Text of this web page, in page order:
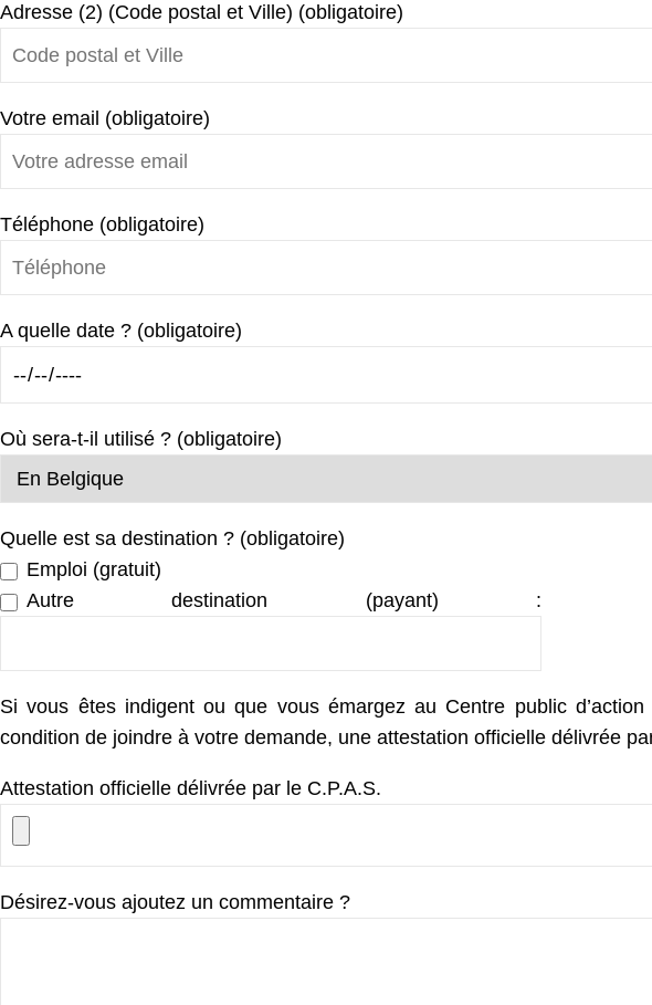
Adresse (2) (Code postal et Ville) (obligatoire)
Votre email (obligatoire)
Téléphone (obligatoire)
A quelle date ? (obligatoire)
Où sera-t-il utilisé ? (obligatoire)
Quelle est sa destination ? (obligatoire)
Emploi (gratuit)
Autre destination (payant) :
Si vous êtes indigent ou que vous émargez au Centre public
condition de joindre à votre demande, une attestation officielle délivrée
Attestation officielle délivrée par le C.P.A.S.
Désirez-vous ajoutez un commentaire ?